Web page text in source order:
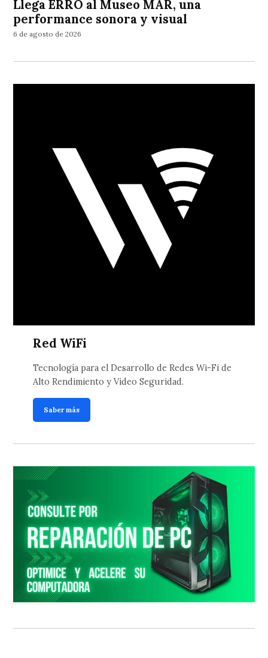
Llega ERRO al Museo MAR, una
performance sonora y visual
6 de agosto de 2026
Red WiFi
Tecnología para el Desarrollo de Redes Wi-Fi de
Alto Rendimiento y Video Seguridad.
Saber más